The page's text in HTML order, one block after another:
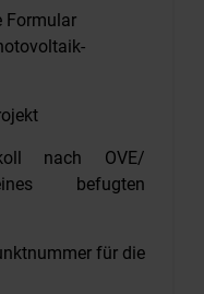
Formular
nach OVE/
befugten
für die